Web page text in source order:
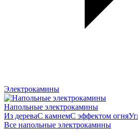
Электрокамины
Напольные электрокамины
Из дереваС камнемС эффектом огня
Все напольные электрокамины